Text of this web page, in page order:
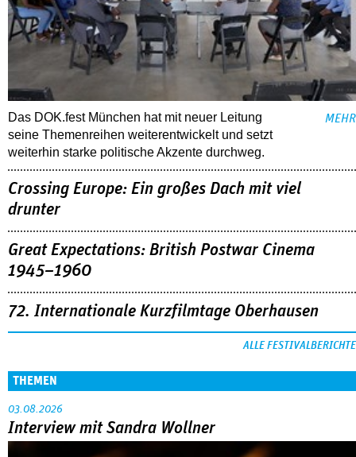
Das DOK.fest München hat mit neuer Leitung
seine Themenreihen weiterentwickelt und setzt
weiterhin starke politische Akzente durchweg.
MEHR
Crossing Europe: Ein großes Dach mit viel
drunter
Great Expectations: British Postwar Cinema
1945–1960
72. Internationale Kurzfilmtage Oberhausen
ALLE FESTIVALBERICHTE
THEMEN
03.08.2026
Interview mit Sandra Wollner